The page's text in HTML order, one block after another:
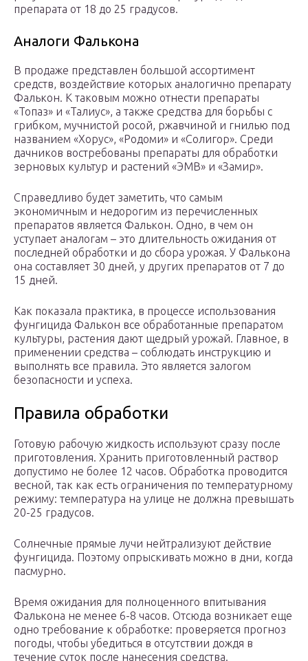
препарата от 18 до 25 градусов.
Аналоги Фалькона
В продаже представлен большой ассортимент
средств, воздействие которых аналогично препарату
Фалькон. К таковым можно отнести препараты
«Топаз» и «Талиус», а также средства для борьбы с
грибком, мучнистой росой, ржавчиной и гнилью под
названием «Хорус», «Родоми» и «Солигор». Среди
дачников востребованы препараты для обработки
зерновых культур и растений «ЭМВ» и «Замир».
Справедливо будет заметить, что самым
экономичным и недорогим из перечисленных
препаратов является Фалькон. Одно, в чем он
уступает аналогам – это длительность ожидания от
последней обработки и до сбора урожая. У Фалькона
она составляет 30 дней, у других препаратов от 7 до
15 дней.
Как показала практика, в процессе использования
фунгицида Фалькон все обработанные препаратом
культуры, растения дают щедрый урожай. Главное, в
применении средства – соблюдать инструкцию и
выполнять все правила. Это является залогом
безопасности и успеха.
Правила обработки
Готовую рабочую жидкость используют сразу после
приготовления. Хранить приготовленный раствор
допустимо не более 12 часов. Обработка проводится
весной, так как есть ограничения по температурному
режиму: температура на улице не должна превышать
20-25 градусов.
Солнечные прямые лучи нейтрализуют действие
фунгицида. Поэтому опрыскивать можно в дни, когда
пасмурно.
Время ожидания для полноценного впитывания
Фалькона не менее 6-8 часов. Отсюда возникает еще
одно требование к обработке: проверяется прогноз
погоды, чтобы убедиться в отсутствии дождя в
течение суток после нанесения средства.